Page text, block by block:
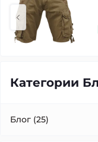
Категории
Блог (25)